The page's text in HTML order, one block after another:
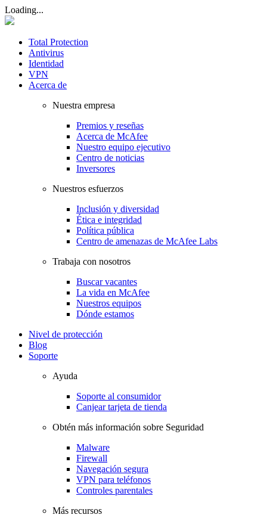
Loading...
Total Protection
Antivirus
Identidad
VPN
Acerca de
Nuestra empresa
Premios y reseñas
Acerca de McAfee
Nuestro equipo ejecutivo
Centro de noticias
Inversores
Nuestros esfuerzos
Inclusión y diversidad
Ética e integridad
Política pública
Centro de amenazas de McAfee Labs
Trabaja con nosotros
Buscar vacantes
La vida en McAfee
Nuestros equipos
Dónde estamos
Nivel de protección
Blog
Soporte
Ayuda
Soporte al consumidor
Canjear tarjeta de tienda
Obtén más información sobre Seguridad
Malware
Firewall
Navegación segura
VPN para teléfonos
Controles parentales
Más recursos